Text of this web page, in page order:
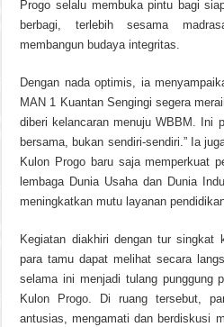
Progo selalu membuka pintu bagi
berbagi, terlebih sesama
membangun budaya integritas.
Dengan nada optimis, ia
MAN 1 Kuantan Sengingi segera
diberi kelancaran menuju WBBM. Ini
bersama, bukan sendiri-sendiri.” Ia
Kulon Progo baru saja memperkuat
lembaga Dunia Usaha dan Dunia
meningkatkan mutu layanan
Kegiatan diakhiri dengan tur singkat
para tamu dapat melihat secara
selama ini menjadi tulang punggung
Kulon Progo. Di ruang tersebut,
antusias, mengamati dan berdiskusi